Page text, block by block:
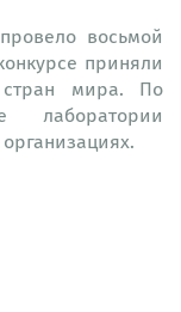
восьмой
приняли
мира. По
лаборатории